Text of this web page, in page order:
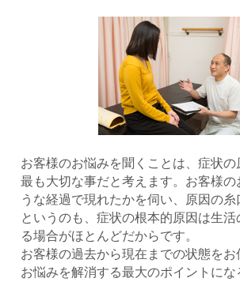
お客様のお悩みを聞くことは、症状
最も大切な事だと考えます。お客様の
うな経過で現れたかを伺い、原因の糸
というのも、症状の根本的原因は生
る場合がほとんどだからです。
お客様の過去から現在までの状態をお
お悩みを解消する最大のポイントにな